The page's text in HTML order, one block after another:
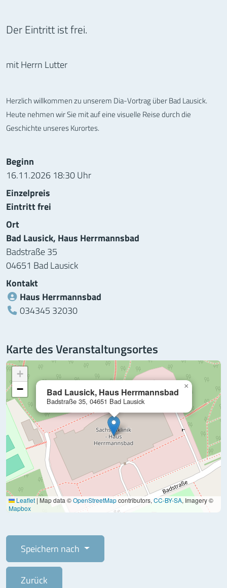
Der Eintritt ist frei.
mit Herrn Lutter
Herzlich willkommen zu unserem Dia-Vortrag über Bad Lausick.
Heute nehmen wir Sie mit auf eine visuelle Reise durch die
Geschichte unseres Kurortes.
Informationen zur Veranstaltung
Beginn
16.11.2026 18:30 Uhr
Einzelpreis
Eintritt frei
Ort
Bad Lausick, Haus Herrmannsbad
Badstraße 35
04651 Bad Lausick
Kontakt
Haus Herrmannsbad
Telefon:
034345 32030
Karte des Veranstaltungsortes
Bad Lausick, Haus Herrmannsbad
Badstraße 35, 04651 Bad Lausick
×
+
−
Leaflet | Map data ©OpenStreetMapcontributors, CC-BY-SA, Imagery ©
Mapbox
Speichern nach
Zurück